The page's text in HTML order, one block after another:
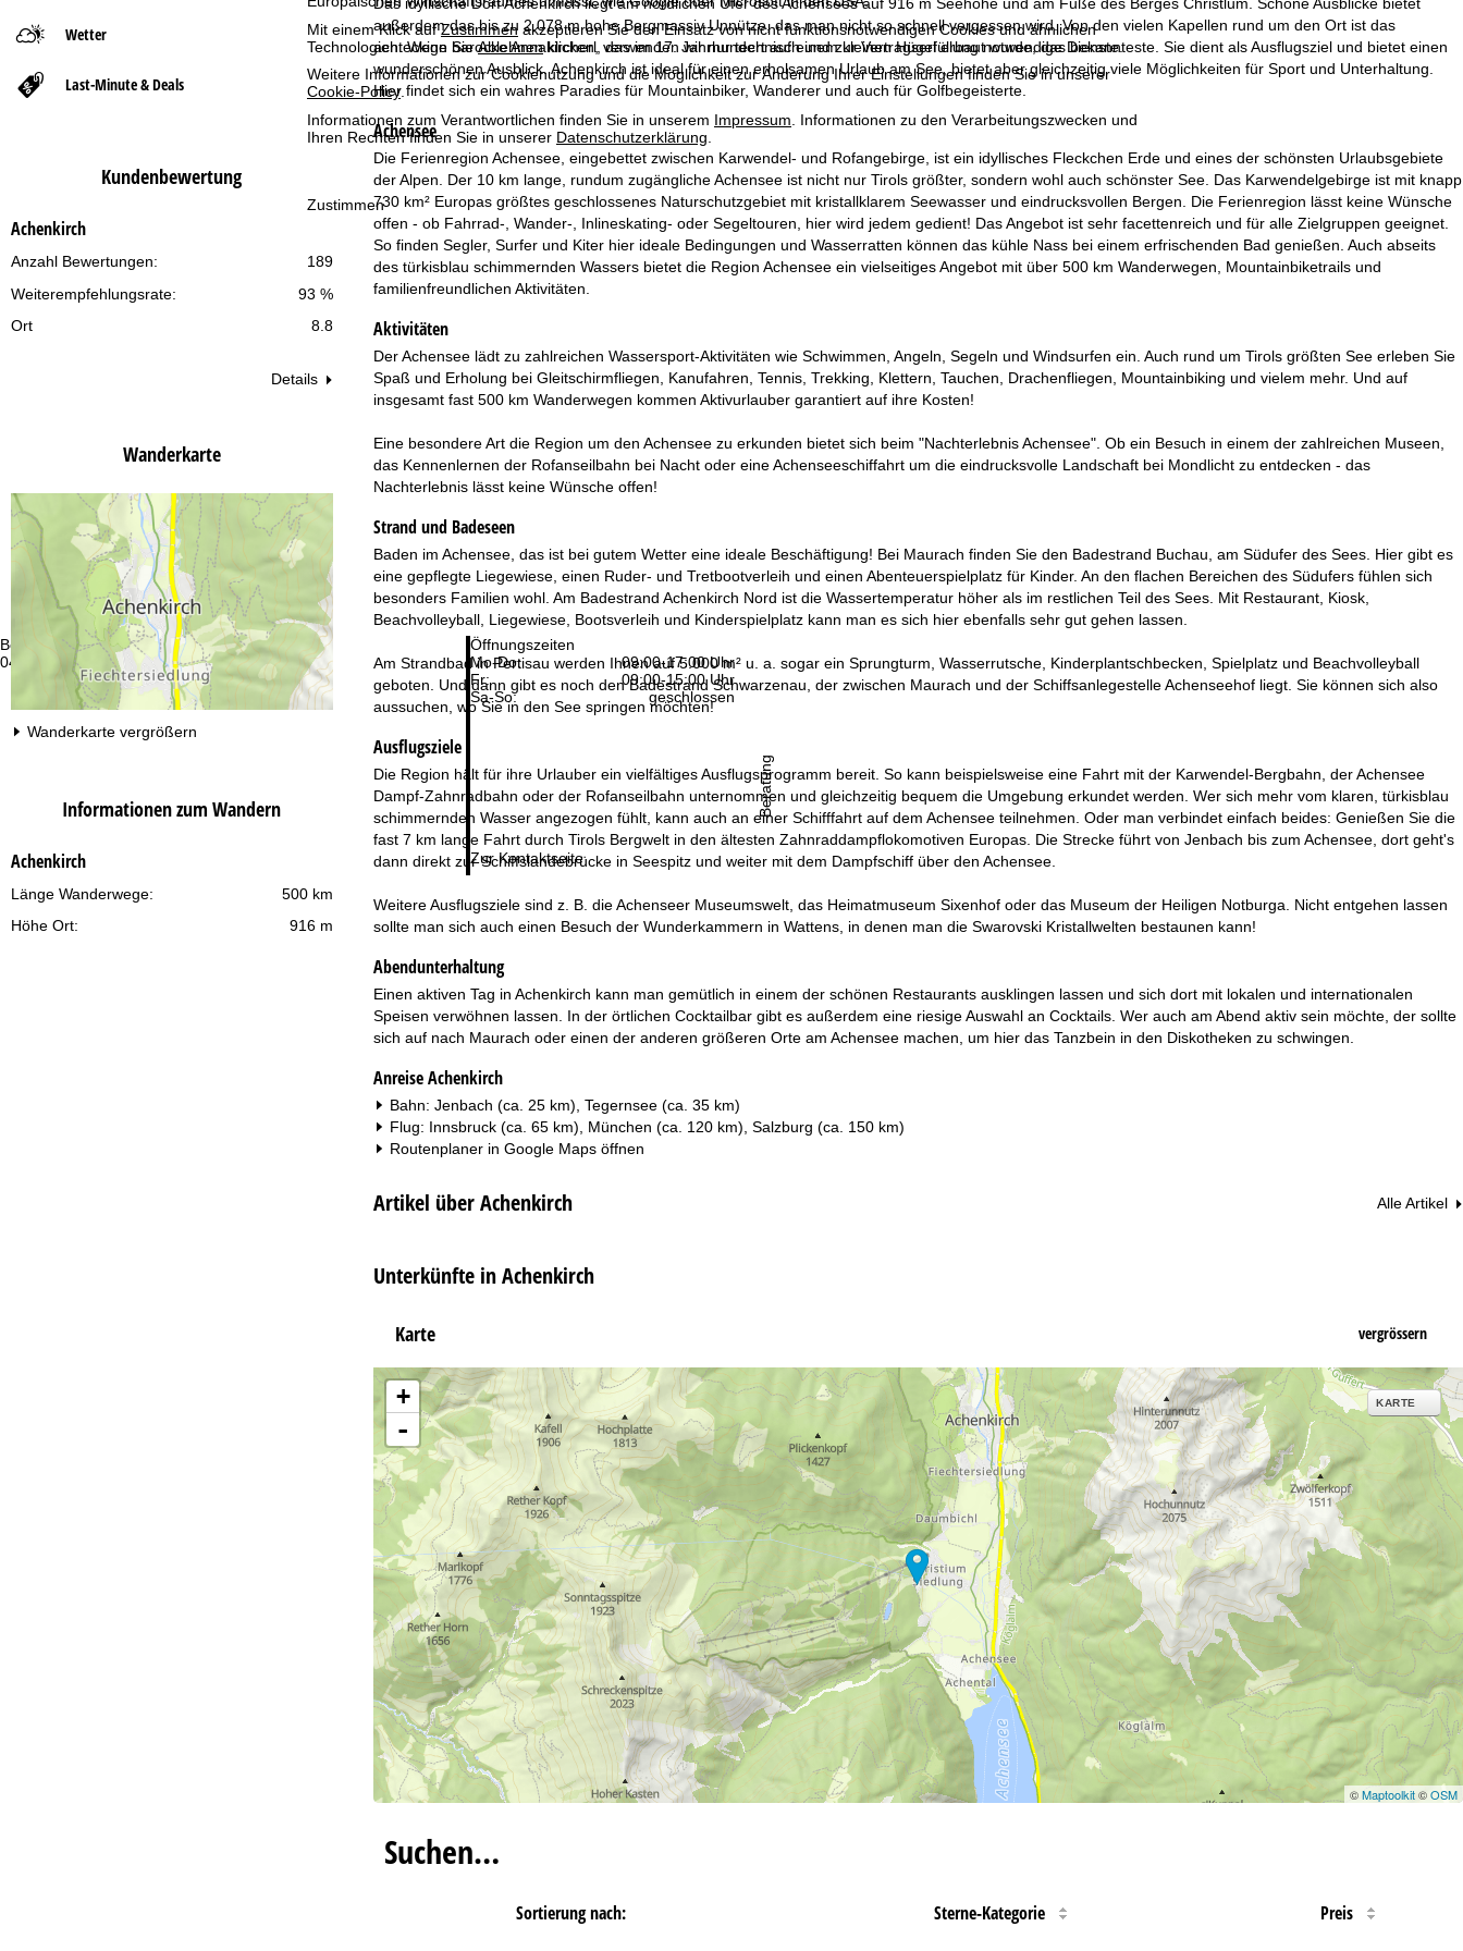
Mit einem Klick aufZustimmen akzeptieren Sie den Einsatz von nicht funktionsnotwendigen Cookies und ähnlichen
Technologien. Wenn SieAblehnenklicken, verwenden wir nur technisch und zur Vertragserfüllung notwendige Dienste.
Weitere Informationen zur Cookienutzung und die Möglichkeit zur Änderung Ihrer Einstellungen finden Sie in unserer
Cookie-Policy.
Informationen zum Verantwortlichen finden Sie in unserem Impressum . Informationen zu den Verarbeitungszwecken und
Ihren Rechten finden Sie in unserer Datenschutzerklärung
Zustimmen
Beratung
044 580 28 89
Öffnungszeiten
Mo-Do:
09:00-17:00 Uhr
Fr:
09:00-15:00 Uhr
Sa-So:
geschlossen
Zur Kontaktseite
Beratung
Wetter
Last-Minute & Deals
Kundenbewertung
Achenkirch
189
Anzahl Bewertungen:
93 %
Weiterempfehlungsrate:
Ort
8.8
Details
Wanderkarte
Wanderkarte vergrößern
Informationen zum Wandern
Achenkirch
500 km
Länge Wanderwege:
916 m
Höhe Ort:
t
s
e
i
t
e
außerdem das bis zu 2.078 m hohe Bergmassiv Unnütze, das man nicht so schnell vergessen wird. Von den vielen Kapellen rund um den Ort ist das
achteckige barocke Annakircherl, das im 17. Jahrhundert auf einem kleinen Hügel erbaut wurde, das bekannteste. Sie dient als Ausflugsziel und bietet einen
wunderschönen Ausblick. Achenkirch ist ideal für einen erholsamen Urlaub am See, bietet aber gleichzeitig viele Möglichkeiten für Sport und Unterhaltung.
Hier findet sich ein wahres Paradies für Mountainbiker, Wanderer und auch für Golfbegeisterte.
Achensee
Die Ferienregion Achensee, eingebettet zwischen Karwendel- und Rofangebirge, ist ein idyllisches Fleckchen Erde und eines der schönsten Urlaubsgebiete
der Alpen. Der 10 km lange, rundum zugängliche Achensee ist nicht nur Tirols größter, sondern wohl auch schönster See. Das Karwendelgebirge ist mit knapp
730 km² Europas größtes geschlossenes Naturschutzgebiet mit kristallklarem Seewasser und eindrucksvollen Bergen. Die Ferienregion lässt keine Wünsche
offen - ob Fahrrad-, Wander-, Inlineskating- oder Segeltouren, hier wird jedem gedient! Das Angebot ist sehr facettenreich und für alle Zielgruppen geeignet.
So finden Segler, Surfer und Kiter hier ideale Bedingungen und Wasserratten können das kühle Nass bei einem erfrischenden Bad genießen. Auch abseits
des türkisblau schimmernden Wassers bietet die Region Achensee ein vielseitiges Angebot mit über 500 km Wanderwegen, Mountainbiketrails und
familienfreundlichen Aktivitäten.
Aktivitäten
Der Achensee lädt zu zahlreichen Wassersport-Aktivitäten wie Schwimmen, Angeln, Segeln und Windsurfen ein. Auch rund um Tirols größten See erleben Sie
Spaß und Erholung bei Gleitschirmfliegen, Kanufahren, Tennis, Trekking, Klettern, Tauchen, Drachenfliegen, Mountainbiking und vielem mehr. Und auf
insgesamt fast 500 km Wanderwegen kommen Aktivurlauber garantiert auf ihre Kosten!
Eine besondere Art die Region um den Achensee zu erkunden bietet sich beim "Nachterlebnis Achensee". Ob ein Besuch in einem der zahlreichen Museen,
das Kennenlernen der Rofanseilbahn bei Nacht oder eine Achenseeschiffahrt um die eindrucksvolle Landschaft bei Mondlicht zu entdecken - das
Nachterlebnis lässt keine Wünsche offen!
Strand und Badeseen
Baden im Achensee, das ist bei gutem Wetter eine ideale Beschäftigung! Bei Maurach finden Sie den Badestrand Buchau, am Südufer des Sees. Hier gibt es
eine gepflegte Liegewiese, einen Ruder- und Tretbootverleih und einen Abenteuerspielplatz für Kinder. An den flachen Bereichen des Südufers fühlen sich
besonders Familien wohl. Am Badestrand Achenkirch Nord ist die Wassertemperatur höher als im restlichen Teil des Sees. Mit Restaurant, Kiosk,
Beachvolleyball, Liegewiese, Bootsverleih und Kinderspielplatz kann man es sich hier ebenfalls sehr gut gehen lassen.
Am Strandbad in Pertisau werden Ihnen auf 5.000 m² u. a. sogar ein Sprungturm, Wasserrutsche, Kinderplantschbecken, Spielplatz und Beachvolleyball
geboten. Und dann gibt es noch den Badestrand Schwarzenau, der zwischen Maurach und der Schiffsanlegestelle Achenseehof liegt. Sie können sich also
aussuchen, wo Sie in den See springen möchten!
Ausflugsziele
Die Region hält für ihre Urlauber ein vielfältiges Ausflugsprogramm bereit. So kann beispielsweise eine Fahrt mit der Karwendel-Bergbahn, der Achensee
Dampf-Zahnradbahn oder der Rofanseilbahn unternommen und gleichzeitig bequem die Umgebung erkundet werden. Wer sich mehr vom klaren, türkisblau
schimmernden Wasser angezogen fühlt, kann auch an einer Schifffahrt auf dem Achensee teilnehmen. Oder man verbindet einfach beides: Genießen Sie die
fast 7 km lange Fahrt durch Tirols Bergwelt in den ältesten Zahnraddampflokomotiven Europas. Die Strecke führt von Jenbach bis zum Achensee, dort geht's
dann direkt zur Schiffslandebrücke in Seespitz und weiter mit dem Dampfschiff über den Achensee.
Weitere Ausflugsziele sind z. B. die Achenseer Museumswelt, das Heimatmuseum Sixenhof oder das Museum der Heiligen Notburga. Nicht entgehen lassen
sollte man sich auch einen Besuch der Wunderkammern in Wattens, in denen man die Swarovski Kristallwelten bestaunen kann!
Abendunterhaltung
Einen aktiven Tag in Achenkirch kann man gemütlich in einem der schönen Restaurants ausklingen lassen und sich dort mit lokalen und internationalen
Speisen verwöhnen lassen. In der örtlichen Cocktailbar gibt es außerdem eine riesige Auswahl an Cocktails. Wer auch am Abend aktiv sein möchte, der sollte
sich auf nach Maurach oder einen der anderen größeren Orte am Achensee machen, um hier das Tanzbein in den Diskotheken zu schwingen.
Anreise Achenkirch
Bahn: Jenbach (ca. 25 km), Tegernsee (ca. 35 km)
Flug: Innsbruck (ca. 65 km), München (ca. 120 km), Salzburg (ca. 150 km)
Routenplaner in Google Mapsöffnen
Artikel über Achenkirch Alle Artikel
Unterkünfte in Achenkirch
Karte vergrössern
+
-
KARTE
©Maptoolkit©OSM
Suchen…
Sortierung nach: Sterne-Kategorie Preis